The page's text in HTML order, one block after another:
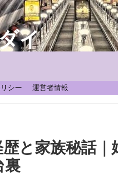
イ
シー 運営者情報
と家族秘話｜
裏